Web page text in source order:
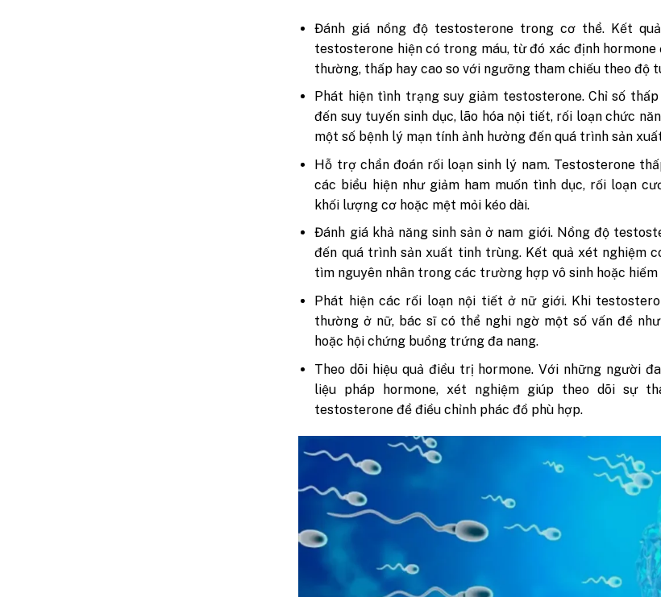
Đánh giá nồng độ testosterone trong cơ thể.Kết
testosterone hiện có trong máu, từ đó xác định hormone
thường, thấp hay cao so với ngưỡng tham chiếu theo độ
Phát hiện tình trạng suy giảm testosterone.Chỉ số thấp
đến suy tuyến sinh dục, lão hóa nội tiết, rối loạn chức
một số bệnh lý mạn tính ảnh hưởng đến quá trình sản
Hỗ trợ chẩn đoán rối loạn sinh lý nam. Testosterone
các biểu hiện như giảm ham muốn tình dục, rối loạn
khối lượng cơ hoặc mệt mỏi kéo dài.
Đánh giá khả năng sinh sản ở nam giới. Nồng độ
đến quá trình sản xuất tinh trùng. Kết quả xét nghiệm
tìm nguyên nhân trong các trường hợp vô sinh hoặc hiếm
Phát hiện các rối loạn nội tiết ở nữ giới.Khi
thường ở nữ, bác sĩ có thể nghi ngờ một số vấn đề
hoặc hội chứng buồng trứng đa nang.
Theo dõi hiệu quả điều trị hormone. Với những người
liệu pháp hormone, xét nghiệm giúp theo dõi sự
testosterone để điều chỉnh phác đồ phù hợp.